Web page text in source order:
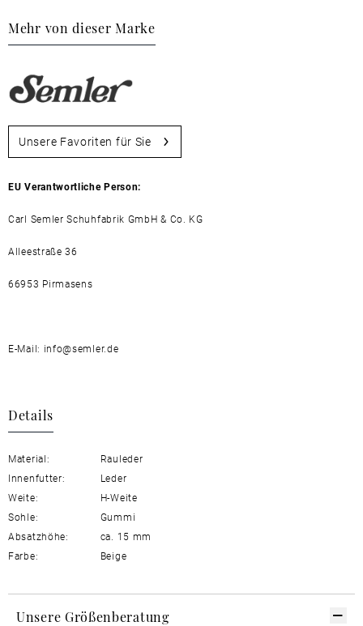
Mehr von dieser Marke
Unsere Favoriten für Sie
EU Verantwortliche Person:
Carl Semler Schuhfabrik GmbH & Co. KG
Alleestraße 36
66953 Pirmasens
E-Mail: info@semler.de
Details
Material:
Rauleder
Innenfutter:
Leder
Weite:
H-Weite
Sohle:
Gummi
Absatzhöhe:
ca. 15 mm
Farbe:
Beige
Unsere Größenberatung